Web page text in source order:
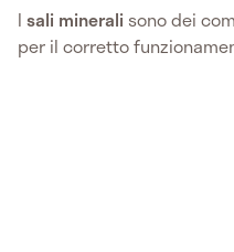
I sali minerali sono dei
per il corretto